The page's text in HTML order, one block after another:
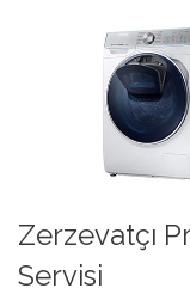
Zerzevatçı
Servisi